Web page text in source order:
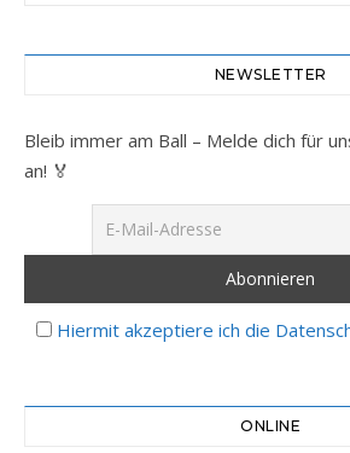
NEWSLETTER
Bleib immer am Ball – Melde dich für
an! 🏅
Hiermit akzeptiere ich die
ONLINE